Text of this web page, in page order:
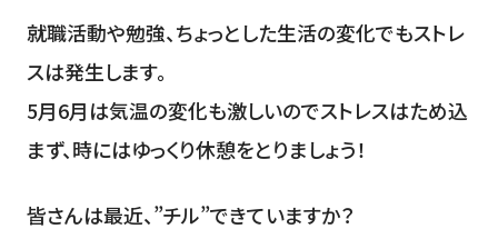
就職活動や勉強、ちょっとした生活の変化でもストレ
スは発生します。
5月6月は気温の変化も激しいのでストレスはため込
まず、時にはゆっくり休憩をとりましょう！
皆さんは最近、”チル”できていますか？